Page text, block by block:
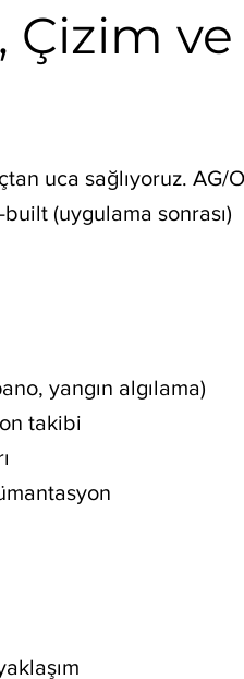
Çizim ve
uca sağlıyoruz. AG/
(uygulama sonrası)
yangın algılama)
takibi